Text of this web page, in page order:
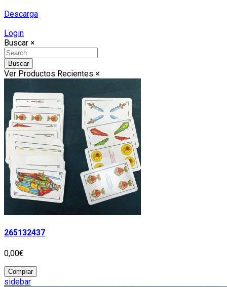
Descarga
Login
Buscar ×
Buscar
Ver Productos Recientes ×
265132437
0,00€
Comprar
sidebar